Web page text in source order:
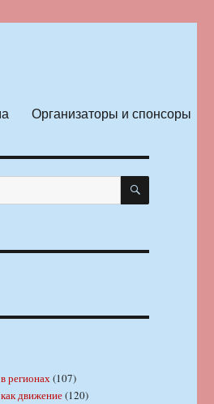
Организаторы и спонсоры
ПОИСК
регионах(107)
движение(120)